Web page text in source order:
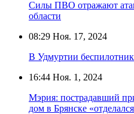
Силы ПВО отражают
области
08:29 Ноя. 17, 2024
В Удмуртии беспилотник
16:44 Ноя. 1, 2024
Мэрия: пострадавший
дом в Брянске